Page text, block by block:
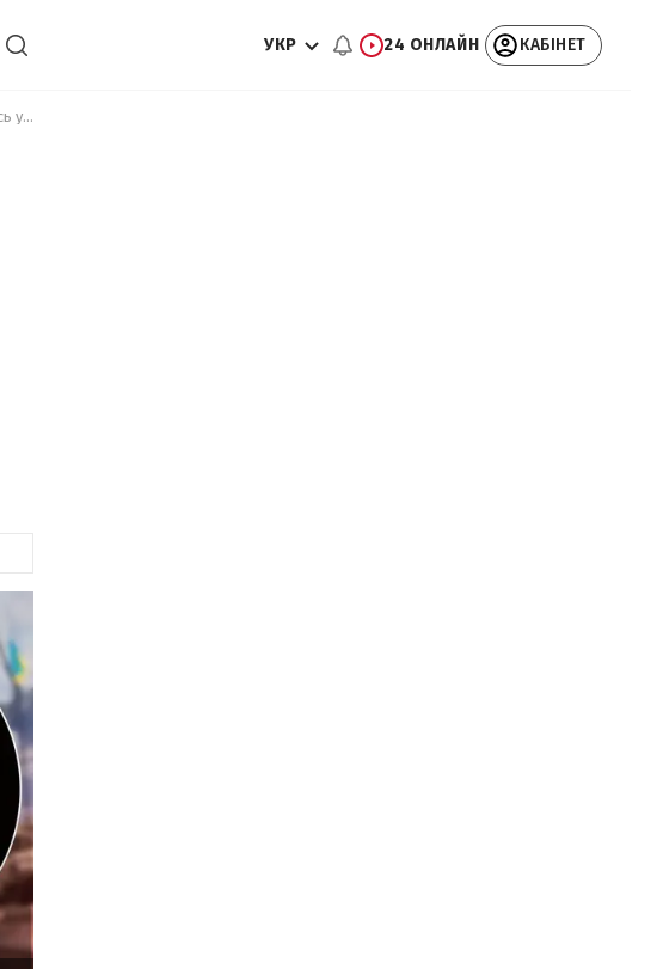
УКР 24 ОНЛАЙН КАБІНЕТ
Росіяни розстріляли щонайменше 7 українських воїнів, які здавались у полон в Бахмутському районі